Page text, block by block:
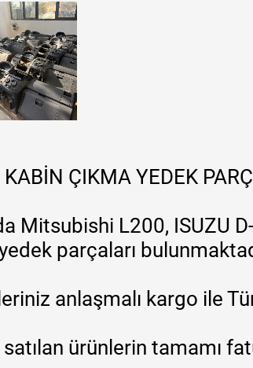
ÇIKMA YEDEK
Mitsubishi L200, ISUZU
parçaları
anlaşmalı kargo ile
ürünlerin tamamı